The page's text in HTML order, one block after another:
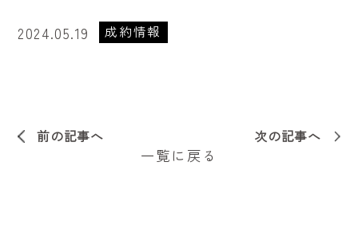
2024.05.19 成約情報
前の記事へ 次の記事へ
一覧に戻る